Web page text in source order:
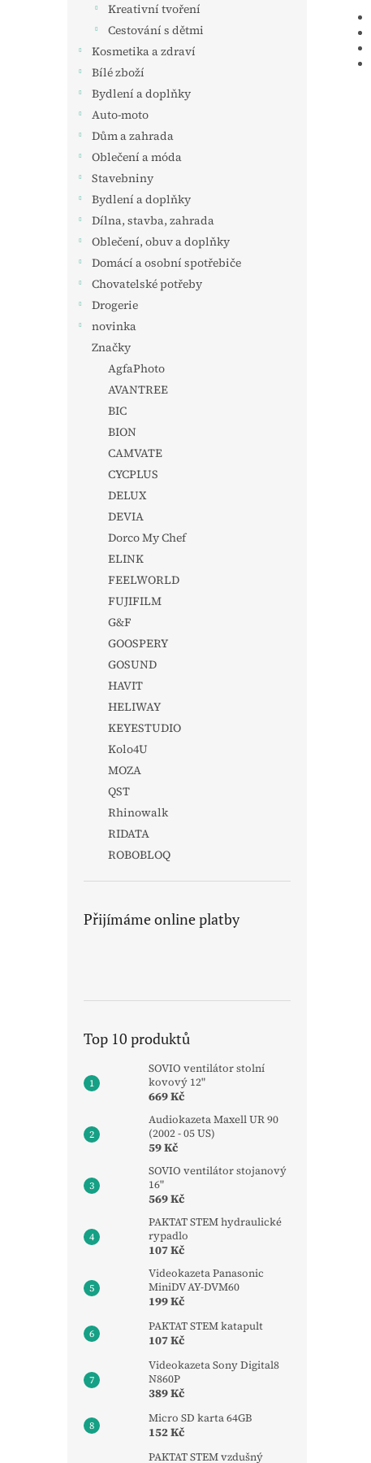
Kreativní tvoření
Cestování s dětmi
Kosmetika a zdraví
Bílé zboží
Bydlení a doplňky
Auto-moto
Dům a zahrada
Oblečení a móda
Stavebniny
Bydlení a doplňky
Dílna, stavba, zahrada
Oblečení, obuv a doplňky
Domácí a osobní spotřebiče
Chovatelské potřeby
Drogerie
novinka
Značky
AgfaPhoto
AVANTREE
BIC
BION
CAMVATE
CYCPLUS
DELUX
DEVIA
Dorco My Chef
ELINK
FEELWORLD
FUJIFILM
G&F
GOOSPERY
GOSUND
HAVIT
HELIWAY
KEYESTUDIO
Kolo4U
MOZA
QST
Rhinowalk
RIDATA
ROBOBLOQ
Přijímáme online platby
Top 10 produktů
SOVIO ventilátor stolní
kovový 12"
669 Kč
Audiokazeta Maxell UR 90
(2002 - 05 US)
59 Kč
SOVIO ventilátor stojanový
16"
569 Kč
PAKTAT STEM hydraulické
rypadlo
107 Kč
Videokazeta Panasonic
MiniDV AY-DVM60
199 Kč
PAKTAT STEM katapult
107 Kč
Videokazeta Sony Digital8
N860P
389 Kč
Micro SD karta 64GB
152 Kč
PAKTAT STEM vzdušný